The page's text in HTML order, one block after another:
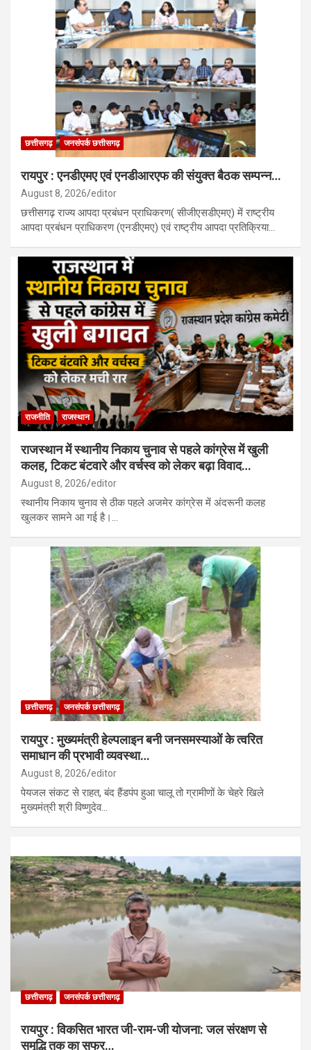
छत्तीसगढ़ जनसंपर्क छत्तीसगढ़
रायपुर : एनडीएमए एवं एनडीआरएफ की संयुक्त बैठक सम्पन्न…
August 8, 2026 editor
छत्तीसगढ़ राज्य आपदा प्रबंधन प्राधिकरण( सीजीएसडीएमए) में राष्ट्रीय
आपदा प्रबंधन प्राधिकरण (एनडीएमए) एवं राष्ट्रीय आपदा प्रतिक्रिया…
राजनीति राजस्थान
राजस्थान में स्थानीय निकाय चुनाव से पहले कांग्रेस में खुली
कलह, टिकट बंटवारे और वर्चस्व को लेकर बढ़ा विवाद…
August 8, 2026 editor
स्थानीय निकाय चुनाव से ठीक पहले अजमेर कांग्रेस में अंदरूनी कलह
खुलकर सामने आ गई है।…
छत्तीसगढ़ जनसंपर्क छत्तीसगढ़
रायपुर : मुख्यमंत्री हेल्पलाइन बनी जनसमस्याओं के त्वरित
समाधान की प्रभावी व्यवस्था…
August 8, 2026 editor
पेयजल संकट से राहत, बंद हैंडपंप हुआ चालू तो ग्रामीणों के चेहरे खिले
मुख्यमंत्री श्री विष्णुदेव…
छत्तीसगढ़ जनसंपर्क छत्तीसगढ़
रायपुर : विकसित भारत जी-राम-जी योजना: जल संरक्षण से
समृद्धि तक का सफर…